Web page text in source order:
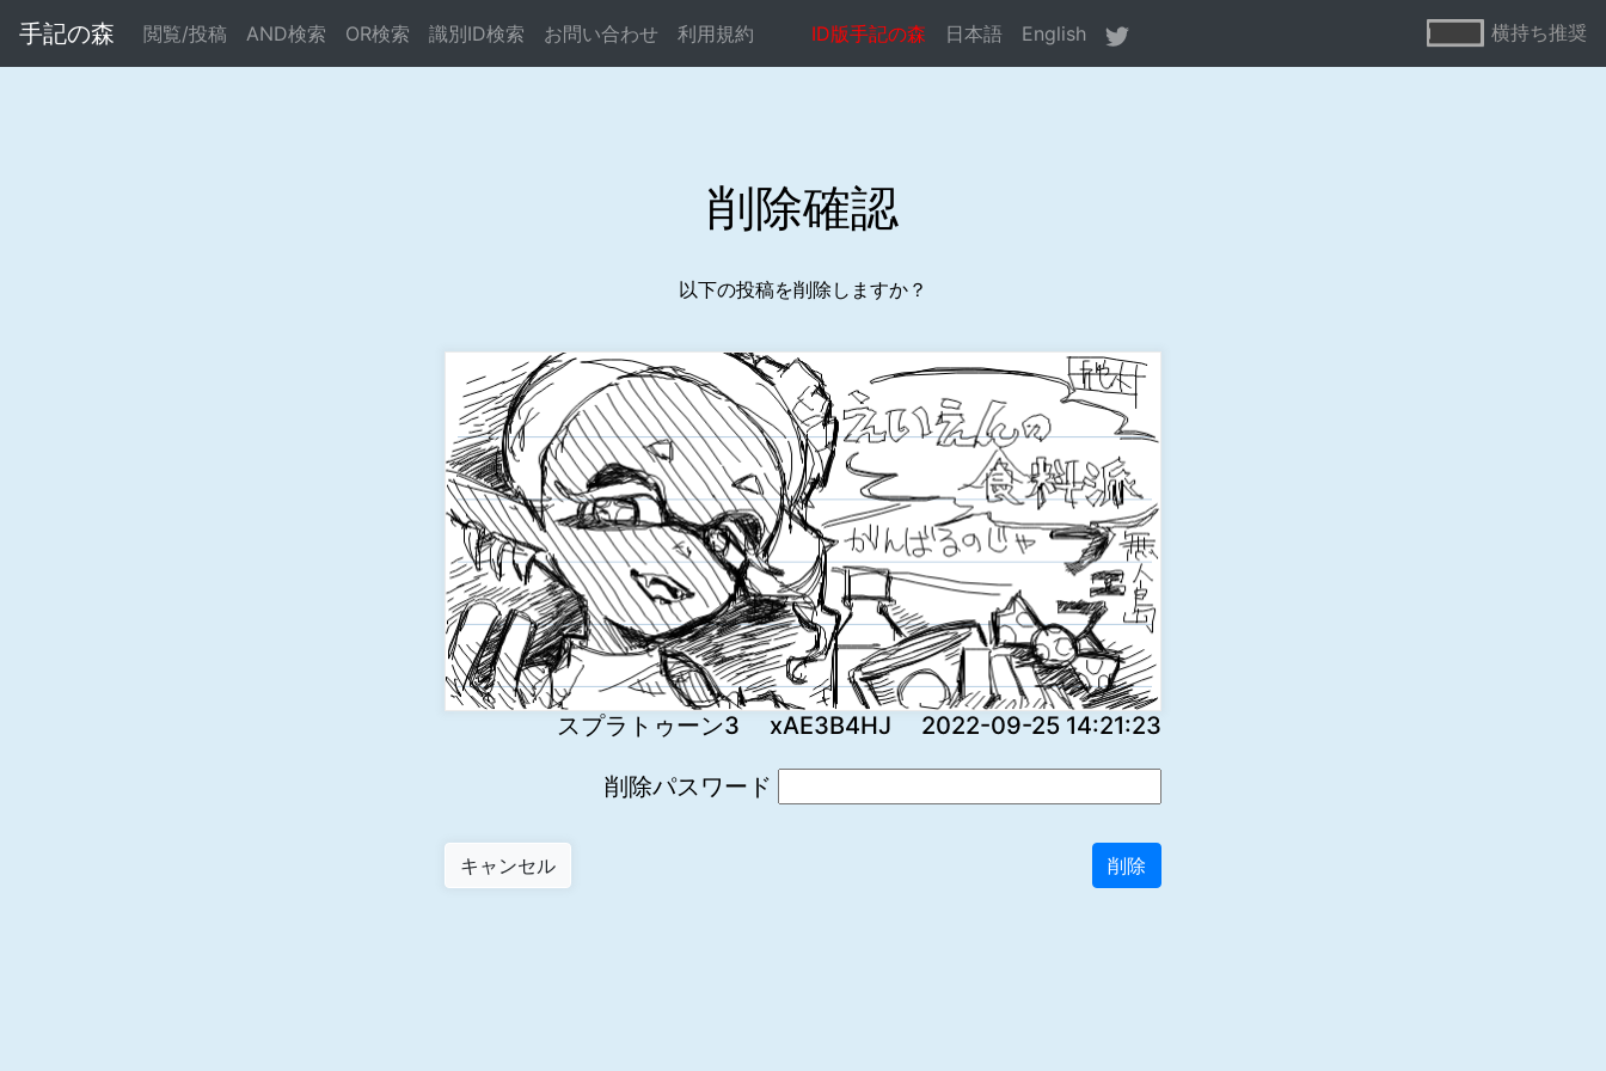
Warning: Undefined array key "error" in/home/xs695261/bocste.com/public_html/syuki-mori/delconf.phpon line24
手記の森 閲覧/投稿 AND検索 OR検索 識別ID検索 お問い合わせ 利用規約 ID版手記の森 日本語 English 横持ち推奨
削除確認
以下の投稿を削除しますか？
スプラトゥーン3 xAE3B4HJ 2022-09-25 14:21:23
削除パスワード